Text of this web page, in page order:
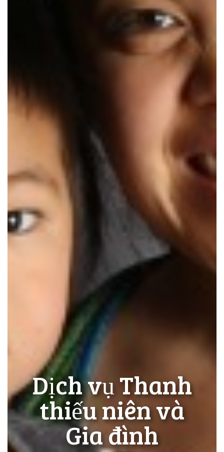
Dịch vụ Thanh
thiếu niên và
Gia đình